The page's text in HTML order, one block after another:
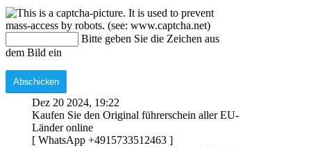
Bitte geben Sie die Zeichen aus
dem Bild ein
Dez 20 2024, 19:22
Kaufen Sie den Original führerschein aller EU-
Länder online
[ WhatsApp +4915733512463 ]